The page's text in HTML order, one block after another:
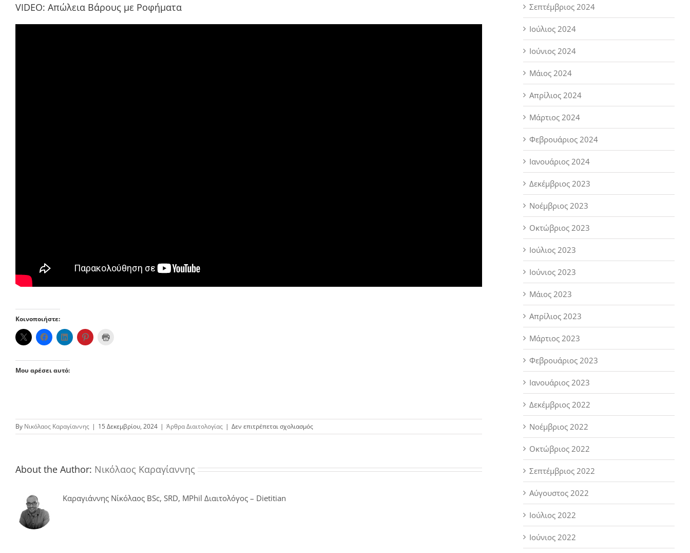
VIDEO: Απώλεια Βάρους με Ροφήματα
Κοινοποιήστε:
Μου αρέσει αυτό:
By Νικόλαος Καραγίαννης | 15 Δεκεμβρίου, 2024 | Άρθρα Διαιτολογίας | Δεν επιτρέπεται σχολιασμόςστο
VIDEO:
Ροφήματα
About the Author: Νικόλαος Καραγίαννης
Καραγιάννης Νίκόλαος BSc, SRD, MPhil Διαιτολόγος – Dietitian
Σεπτέμβριος 2024
Ιούλιος 2024
Ιούνιος 2024
Μάιος 2024
Απρίλιος 2024
Μάρτιος 2024
Φεβρουάριος 2024
Ιανουάριος 2024
Δεκέμβριος 2023
Νοέμβριος 2023
Οκτώβριος 2023
Ιούλιος 2023
Ιούνιος 2023
Μάιος 2023
Απρίλιος 2023
Μάρτιος 2023
Φεβρουάριος 2023
Ιανουάριος 2023
Δεκέμβριος 2022
Νοέμβριος 2022
Οκτώβριος 2022
Σεπτέμβριος 2022
Αύγουστος 2022
Ιούλιος 2022
Ιούνιος 2022